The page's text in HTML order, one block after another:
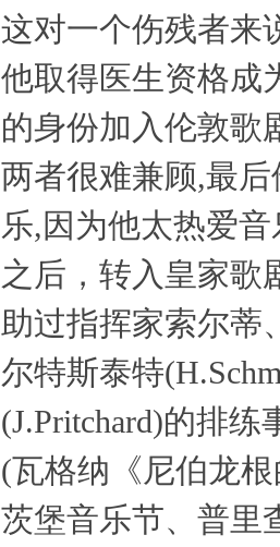
这对一个伤残者来
他取得医生资格成
的身份加入伦敦歌
两者很难兼顾,最后
乐,因为他太热爱
之后，转入皇家歌
助过指挥家索尔蒂
尔特斯泰特
(J.Pritchard)的排练
(瓦格纳《尼伯龙
茨堡音乐节、普里